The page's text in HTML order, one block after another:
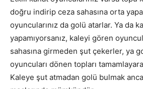
doğru indirip ceza sahasına orta
oyuncularınız da golü atarlar. Ya da
yapamıyorsanız, kaleyi gören
sahasına girmeden şut çekerler, ya
oyuncuları dönen topları
Kaleye şut atmadan golü bulmak